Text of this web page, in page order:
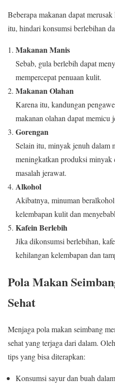
Beberapa makanan dapat
itu, hindari konsumsi berlebihan
Makanan Manis
Sebab, gula berlebih dapat
mempercepat penuaan kulit.
Makanan Olahan
Karena itu, kandungan
makanan olahan dapat memicu
Gorengan
Selain itu, minyak jenuh dalam
meningkatkan produksi
masalah jerawat.
Alkohol
Akibatnya, minuman
kelembapan kulit dan
Kafein Berlebih
Jika dikonsumsi berlebihan,
kehilangan kelembapan dan
Pola Makan
Sehat
Menjaga pola makan seimbang
sehat yang terjaga dari dalam.
tips yang bisa diterapkan:
Konsumsi sayur dan buah